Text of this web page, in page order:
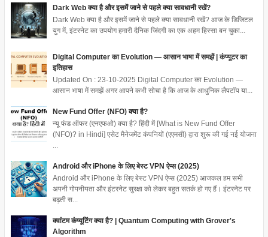
Dark Web क्या है और इसमें जाने से पहले क्या सावधानी रखें?
Dark Web क्या है और इसमें जाने से पहले क्या सावधानी रखें? आज के डिजिटल
युग में, इंटरनेट का उपयोग हमारी दैनिक जिंदगी का एक अहम हिस्सा बन चुका...
Digital Computer का Evolution — आसान भाषा में समझें | कंप्यूटर का
इतिहास
Updated On : 23-10-2025 Digital Computer का Evolution —
आसान भाषा में समझें अगर आपने कभी सोचा है कि आज के आधुनिक लैपटॉप या...
New Fund Offer (NFO) क्या है?
न्यू फंड ऑफर (एनएफओ) क्या है? हिंदी में [What is New Fund Offer
(NFO)? in Hindi] एसेट मैनेजमेंट कंपनियों (एएमसी) द्वारा शुरू की गई नई योजना
...
Android और iPhone के लिए बेस्ट VPN ऐप्स (2025)
Android और iPhone के लिए बेस्ट VPN ऐप्स (2025) आजकल हम सभी
अपनी गोपनीयता और इंटरनेट सुरक्षा को लेकर बहुत सतर्क हो गए हैं। इंटरनेट पर
बढ़ती स...
क्वांटम कंप्यूटिंग क्या है? | Quantum Computing with Grover's
Algorithm